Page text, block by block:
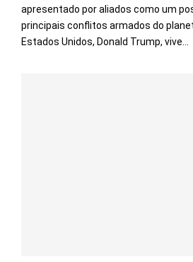
apresentado por aliados como um
principais conflitos armados do
Estados Unidos, Donald Trump, vive...